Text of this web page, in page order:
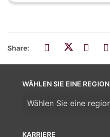
Share:
KARRIERE
WÄHLEN SIE EINE REGION
Wählen Sie eine Region